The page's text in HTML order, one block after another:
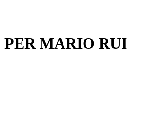
MARIO RUI